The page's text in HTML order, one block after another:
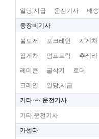
일당,시급 운전기사 배송
중장비기사
불도저 포크레인 지게차
집게차 덤프트럭 추레라
레미콘 굴삭기 로더
크레인 일당,시급
기타 ~~ 운전기사
기타,운전기사
카센타